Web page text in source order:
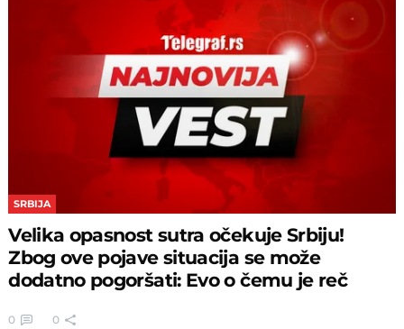
Povlači se Janik Siner, velika šansa za
0
SVE NAJNOVIJE VESTI SA TELEGRAF.RS
NajnovijeVesti